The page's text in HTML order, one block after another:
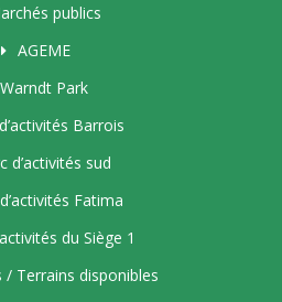
publics
AGEME
Warndt Park
Barrois
d’activités sud
Fatima
du Siège 1
/ Terrains disponibles